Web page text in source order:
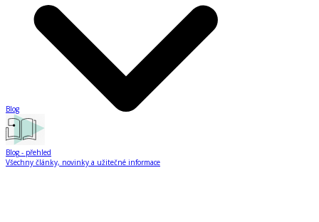
Blog
Blog - přehled
Všechny články, novinky a užitečné informace